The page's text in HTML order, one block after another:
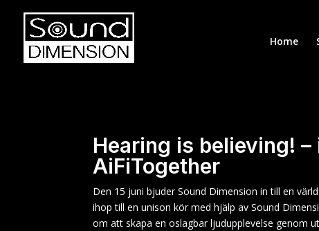
Home
Hearing is believing!
AiFiTogether
Den 15 juni bjuder Sound Dimension in till en
ihop till en unison kör med hjälp av Sound
om att skapa en oslagbar ljudupplevelse genom